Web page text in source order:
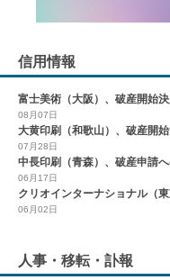
信用情報
富士美術（大阪）、破産開始
08月07日
大黄印刷（和歌山）、破産開
07月28日
中長印刷（青森）、破産申請
06月17日
クリオインターナショナル（
06月02日
人事・移転・訃報